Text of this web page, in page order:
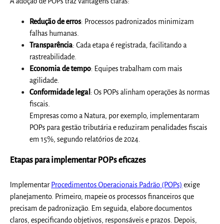
Redução de erros: Processos padronizados minimizam
falhas humanas.
Transparência: Cada etapa é registrada, facilitando a
rastreabilidade.
Economia de tempo: Equipes trabalham com mais
agilidade.
Conformidade legal : Os POPs alinham operações às normas
fiscais.
Empresas como a Natura, por exemplo, implementaram
POPs para gestão tributária e reduziram penalidades fiscais
em 15%, segundo relatórios de 2024.
Etapas para implementar POPs eficazes
Implementar Procedimentos Operacionais Padrão (POPs) exige
planejamento. Primeiro, mapeie os processos financeiros que
precisam de padronização. Em seguida, elabore documentos
claros, especificando objetivos, responsáveis e prazos. Depois,